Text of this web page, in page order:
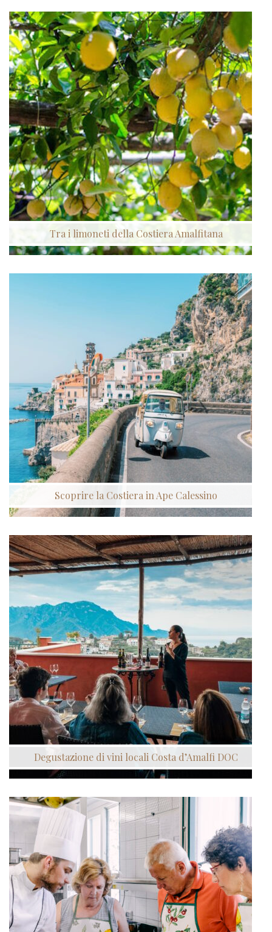
Tra i limoneti della Costiera Amalfitana
Scoprire la Costiera in Ape Calessino
Degustazione di vini locali Costa d’Amalfi DOC